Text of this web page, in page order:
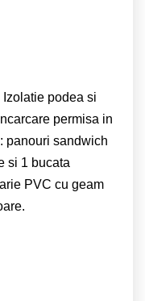
Izolatie podea si
permisa in
panouri sandwich
si 1 bucata
PVC cu geam